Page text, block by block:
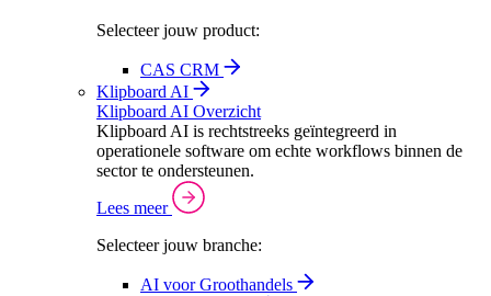
Selecteer jouw product:
CAS CRM
Klipboard AI
Klipboard AI Overzicht
Klipboard AI is rechtstreeks geïntegreerd in
operationele software om echte workflows binnen de
sector te ondersteunen.
Lees meer
Selecteer jouw branche:
AI voor Groothandels